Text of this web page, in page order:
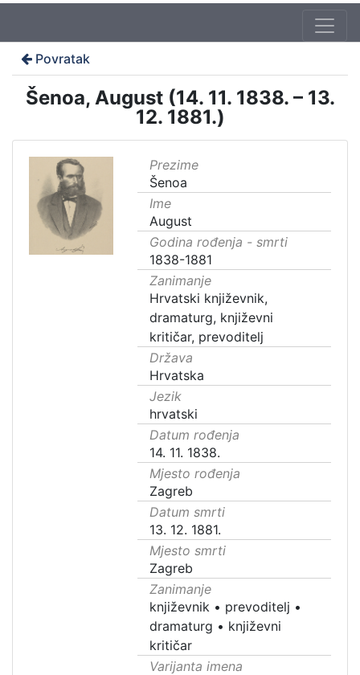
Povratak
Šenoa, August (14. 11. 1838. – 13.
12. 1881.)
Prezime
Šenoa
Ime
August
Godina rođenja - smrti
1838-1881
Zanimanje
Hrvatski književnik,
dramaturg, književni
kritičar, prevoditelj
Država
Hrvatska
Jezik
hrvatski
Datum rođenja
14. 11. 1838.
Mjesto rođenja
Zagreb
Datum smrti
13. 12. 1881.
Mjesto smrti
Zagreb
Zanimanje
književnik • prevoditelj •
dramaturg • književni
kritičar
Varijanta imena